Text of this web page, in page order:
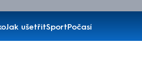
Jak ušetřitSportPočasí